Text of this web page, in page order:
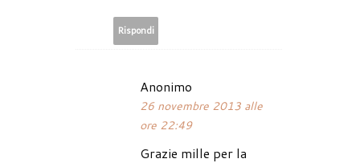
Rispondi
Anonimo
26 novembre 2013 alle
ore 22:49
Grazie mille per la